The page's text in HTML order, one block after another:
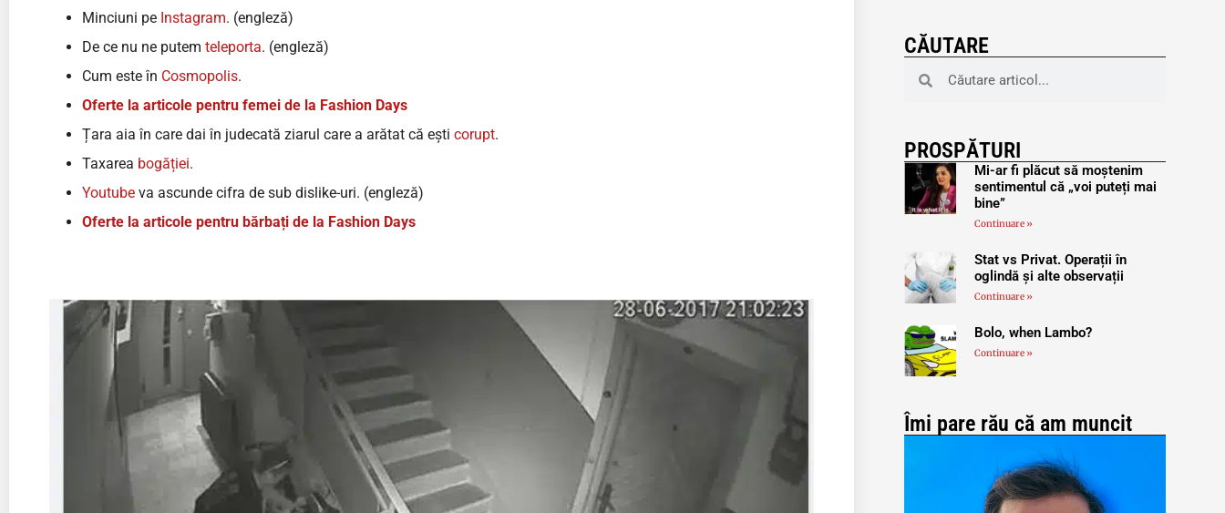
Minciuni pe Instagram. (engleză)
De ce nu ne putem teleporta. (engleză)
Cum este în Cosmopolis.
Oferte la articole pentru femei de la Fashion Days
Țara aia în care dai în judecată ziarul care a arătat că ești corupt.
Taxarea bogăției.
Youtube va ascunde cifra de sub dislike-uri. (engleză)
Oferte la articole pentru bărbați de la Fashion Days
CĂUTARE
PROSPĂTURI
Mi-ar fi plăcut să moștenim
sentimentul că „voi puteți mai
bine”
Continuare »
Stat vs Privat. Operații în
oglindă și alte observații
Continuare »
Bolo, when Lambo?
Continuare »
Îmi pare rău că am muncit